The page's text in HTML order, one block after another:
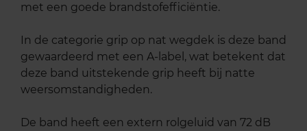
met een goede brandstofefficiëntie.
In de categorie grip op nat wegdek is deze band
gewaardeerd met een A-label, wat betekent dat
deze band uitstekende grip heeft bij natte
weersomstandigheden.
De band heeft een extern rolgeluid van 72 dB